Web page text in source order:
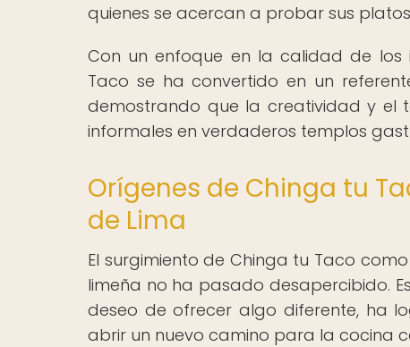
quienes se acercan a probar sus
Con un enfoque en la calidad de los
Taco se ha convertido en un
demostrando que la creatividad y el
informales en verdaderos templos
Orígenes de Chinga tu
de Lima
El surgimiento de Chinga tu Taco
limeña no ha pasado desapercibido.
deseo de ofrecer algo diferente, ha
abrir un nuevo camino para la cocina